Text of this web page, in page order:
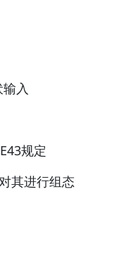
入
规定
其进行组态